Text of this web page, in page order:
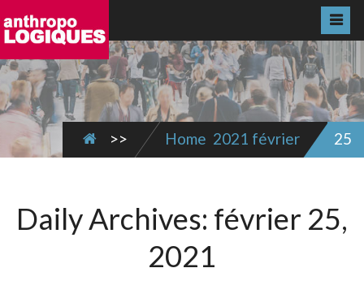
>> Home 2021 février 25
Daily Archives: février 25,
2021